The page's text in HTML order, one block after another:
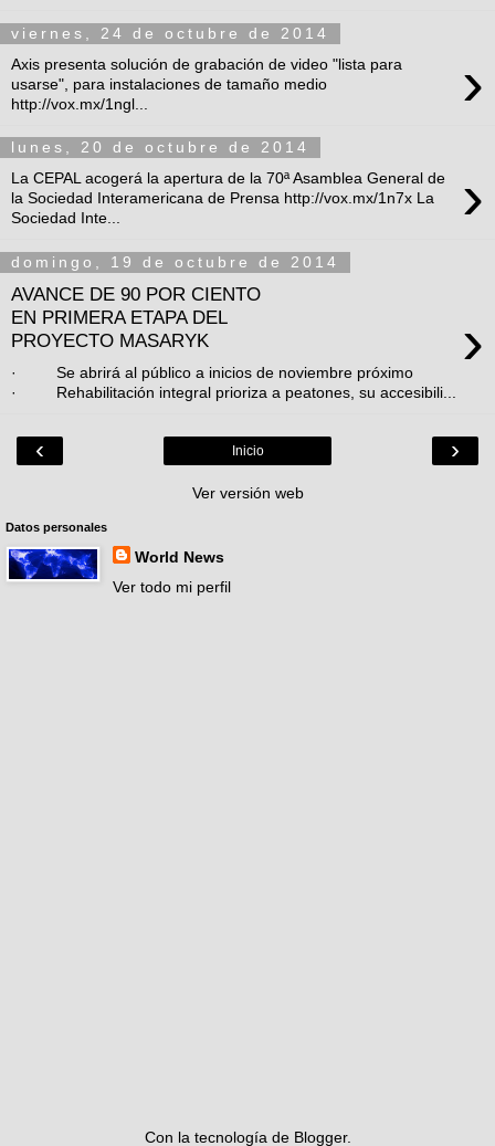
viernes, 24 de octubre de 2014
›
Axis presenta solución de grabación de video "lista para
usarse", para instalaciones de tamaño medio
http://vox.mx/1ngl...
lunes, 20 de octubre de 2014
›
La CEPAL acogerá la apertura de la 70ª Asamblea General de
la Sociedad Interamericana de Prensa http://vox.mx/1n7x La
Sociedad Inte...
domingo, 19 de octubre de 2014
AVANCE DE 90 POR CIENTO
EN PRIMERA ETAPA DEL
PROYECTO MASARYK
›
· Se abrirá al público a inicios de noviembre próximo
· Rehabilitación integral prioriza a peatones, su accesibili...
‹ ›
Inicio
Ver versión web
Datos personales
World News
Ver todo mi perfil
Con la tecnología de Blogger.